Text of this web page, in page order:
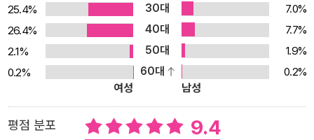
다. 그는 단지 하자라인에 불과했다. 그렇지 않은가? (p.121) 미국 망
명 생활 속에서 바바는 주유소를 운영하며 아미르를 공부시키고, 망
명한 아프가니스탄 장군의 딸과 결혼한 아미르는 소설가로 성공한다.
몇 년이 지난 후 삶에 안정을 찾고 있을 때 아미르는 파키스탄으로부
터 한 통의 전화를 받는다. 잘못을 속죄할 기회를 갖게 되는 순간이 온
것이다. 가책으로 괴로워하고, 죄를 갚아야 함에 근심하던 아미르는
마침내 탈레반 세력하의 아프가니스탄으로 돌아온다. 그때 그는 끔찍
25.4%
30대
7.0%
26.4%
40대
7.7%
2.1%
50대
1.9%
0.2%
60대
0.2%
여성
남성
평점 분포 9.4